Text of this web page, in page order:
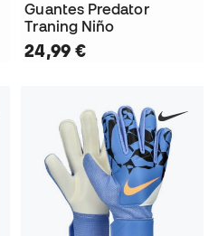
Guantes Predator
Traning Niño
24,99 €